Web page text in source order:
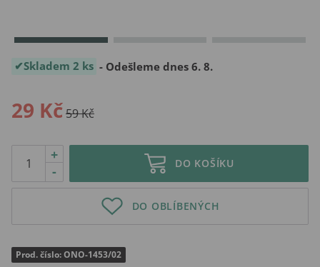
Skladem 2 ks - Odešleme dnes 6. 8.
29 Kč59 Kč
-
+
DO KOŠÍKU
DO OBLÍBENÝCH
Prod. číslo: ONO-1453/02